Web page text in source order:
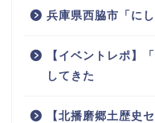
兵庫県西脇市「に
【イベントレポ】
してきた
【北播磨郷土歴史